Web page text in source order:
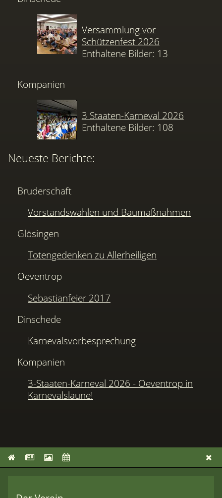
Versammlung vor
Schützenfest 2026
Enthaltene Bilder: 13
Kompanien
3 Staaten-Karneval 2026
Enthaltene Bilder: 108
Neueste Berichte:
Bruderschaft
Vorstandswahlen und Baumaßnahmen
Glösingen
Totengedenken zu Allerheiligen
Oeventrop
Sebastianfeier 2017
Dinschede
Karnevalsvorbesprechung
Kompanien
3-Staaten-Karneval 2026 - Oeventrop in
Karnevalslaune!